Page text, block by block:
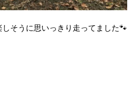
そうに思いっきり走ってました🐾